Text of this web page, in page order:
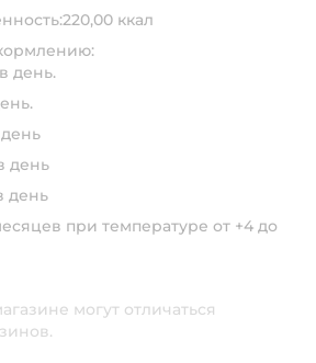
220,00 ккал
день.
день
день
день
при температуре от +4 до
могут отличаться